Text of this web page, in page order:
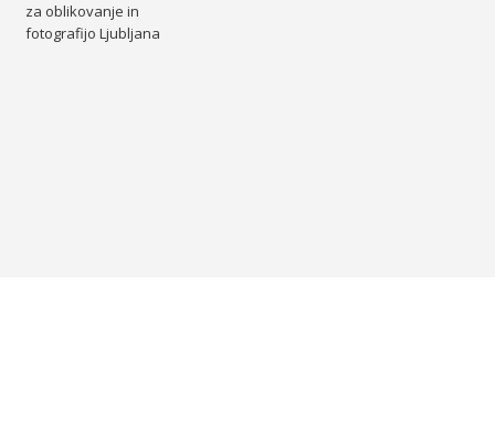
za oblikovanje in
fotografijo Ljubljana